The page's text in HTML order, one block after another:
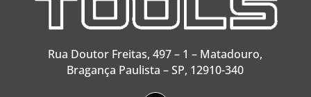
Rua Doutor Freitas, 497 – 1 – Matadouro,
Bragança Paulista – SP, 12910-340